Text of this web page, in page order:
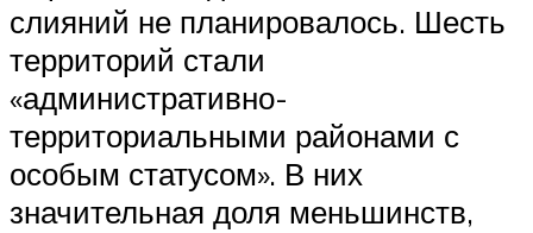
слияний не планировалось. Шесть
территорий стали
«административно-
территориальными районами с
особым статусом». В них
значительная доля меньшинств,